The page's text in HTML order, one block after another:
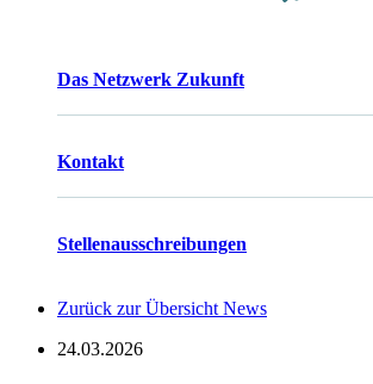
Das Netzwerk Zukunft
Kontakt
Stellenausschreibungen
Zurück zur Übersicht News
24.03.2026